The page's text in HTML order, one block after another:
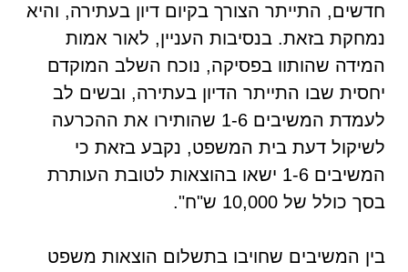
חדשים, התייתר הצורך בקיום דיון בעתירה, והיא
נמחקת בזאת. בנסיבות העניין, לאור אמות
המידה שהותוו בפסיקה, נוכח השלב המוקדם
יחסית שבו התייתר הדיון בעתירה, ובשים לב
לעמדת המשיבים 1-6 שהותירו את ההכרעה
לשיקול דעת בית המשפט, נקבע בזאת כי
המשיבים 1-6 ישאו בהוצאות לטובת העותרת
בסך כולל של 10,000 ש"ח".
בין המשיבים שחויבו בתשלום הוצאות משפט